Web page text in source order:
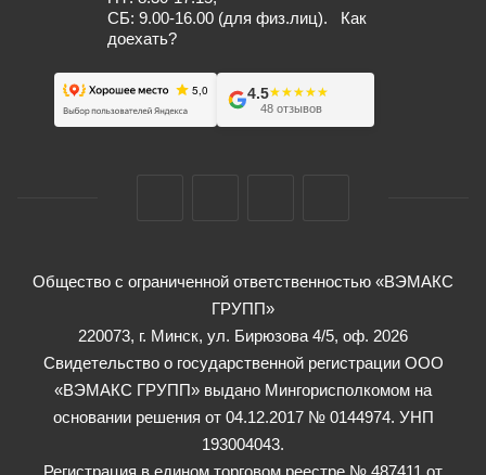
СБ: 9.00-16.00 (для физ.лиц). Как
доехать?
4.5★★★★★
★★★★★
48 отзывов
Общество с ограниченной ответственностью «ВЭМАКС
ГРУПП»
220073, г. Минск, ул. Бирюзова 4/5, оф. 2026
Свидетельство о государственной регистрации ООО
«ВЭМАКС ГРУПП» выдано Мингорисполкомом на
основании решения от 04.12.2017 № 0144974. УНП
193004043.
Регистрация в едином торговом реестре № 487411 от